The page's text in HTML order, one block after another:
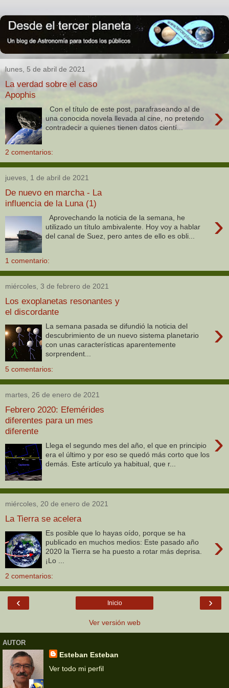
lunes, 5 de abril de 2021
La verdad sobre el caso
Apophis
›
Con el título de este post, parafraseando al de
una conocida novela llevada al cine, no pretendo
contradecir a quienes tienen datos cientí...
2 comentarios:
jueves, 1 de abril de 2021
De nuevo en marcha - La
influencia de la Luna (1)
›
Aprovechando la noticia de la semana, he
utilizado un título ambivalente. Hoy voy a hablar
del canal de Suez, pero antes de ello es obli...
1 comentario:
miércoles, 3 de febrero de 2021
Los exoplanetas resonantes y
el discordante
›
La semana pasada se difundió la noticia del
descubrimiento de un nuevo sistema planetario
con unas características aparentemente
sorprendent...
5 comentarios:
martes, 26 de enero de 2021
Febrero 2020: Efemérides
diferentes para un mes
diferente
›
Llega el segundo mes del año, el que en principio
era el último y por eso se quedó más corto que los
demás. Este artículo ya habitual, que r...
miércoles, 20 de enero de 2021
La Tierra se acelera
›
Es posible que lo hayas oído, porque se ha
publicado en muchos medios: Este pasado año
2020 la Tierra se ha puesto a rotar más deprisa.
¡Lo ...
2 comentarios:
‹ ›
Inicio
Ver versión web
AUTOR
Esteban Esteban
Ver todo mi perfil